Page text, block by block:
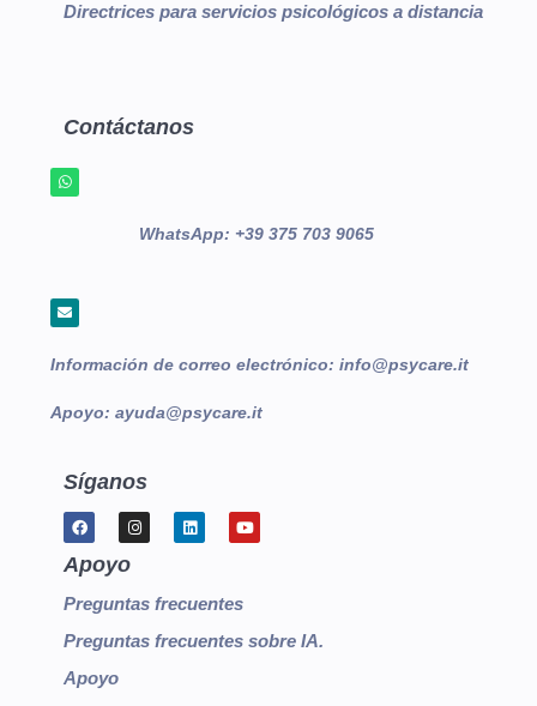
Directrices para servicios psicológicos a distancia
Contáctanos
WhatsApp: +39 375 703 9065
Información de correo electrónico: info@psycare.it
Apoyo: ayuda@psycare.it
Síganos
Apoyo
Preguntas frecuentes
Preguntas frecuentes sobre IA.
Apoyo